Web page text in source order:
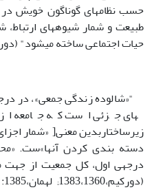
حسب نظامهای گوناگون خویش
طبیعت و شمار شیوه­های
حیات اجتماعی ساخته می­شود"
های جزئی است که جامعه
زیرساختاربدین معنی[ «شمار
دسته بندی کردن آنها»ست.
درجه­ی اول، کل جمعیت از